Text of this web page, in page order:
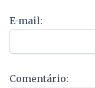
E-mail:
Comentário: